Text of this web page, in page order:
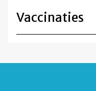
Vaccinaties